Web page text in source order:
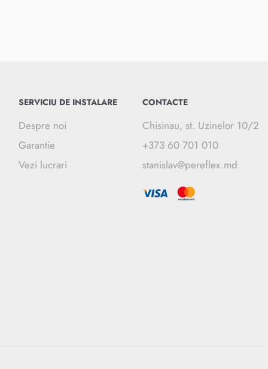
SERVICIU DE INSTALARE
Despre noi
Garantie
Vezi lucrari
CONTACTE
Chisinau, st. Uzinelor 10/2
+373 60 701 010
stanislav@pereflex.md